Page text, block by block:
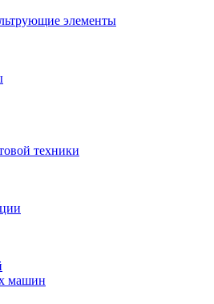
элементы
техники
машин